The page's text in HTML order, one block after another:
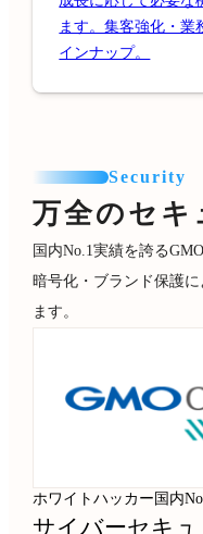
ます。集客強化・業
インナップ。
Security
万全のセキ
国内No.1実績を誇る
暗号化・ブランド保護
ます。
ホワイトハッカー国内
サイバーセキュ